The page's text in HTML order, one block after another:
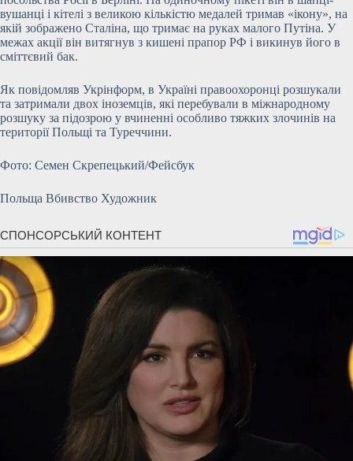
вушанці і кітелі з великою кількістю медалей тримав «ікону», на
якій зображено Сталіна, що тримає на руках малого Путіна. У
межах акції він витягнув з кишені прапор РФ і викинув його в
сміттєвий бак.
Як повідомляв Укрінформ, в Україні правоохоронці розшукали
та затримали двох іноземців, які перебували в міжнародному
розшуку за підозрою у вчиненні особливо тяжких злочинів на
території Польщі та Туреччини.
Фото: Семен Скрепецький/Фейсбук
Польща Вбивство Художник